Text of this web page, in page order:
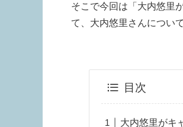
そこで今回は「大内悠里
て、大内悠里さんについ
目次
大内悠里がキ